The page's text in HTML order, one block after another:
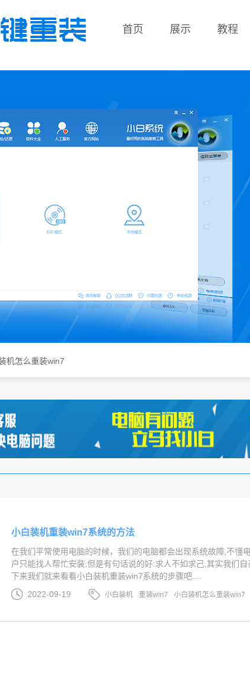
首页 展示 教程
机怎么重装win7
小白装机重装win7系统的方法
在我们平常使用电脑的时候，我们的电脑都会出现系统故障,不懂
户只能找人帮忙安装,但是有句话说的好:求人不如求己,其实我们
下来我们就来看看小白装机重装win7系统的步骤吧....
2022-09-19
小白装机 重装win7 小白装机怎么重装win7